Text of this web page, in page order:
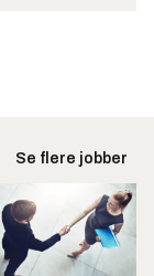
Se flere jobber